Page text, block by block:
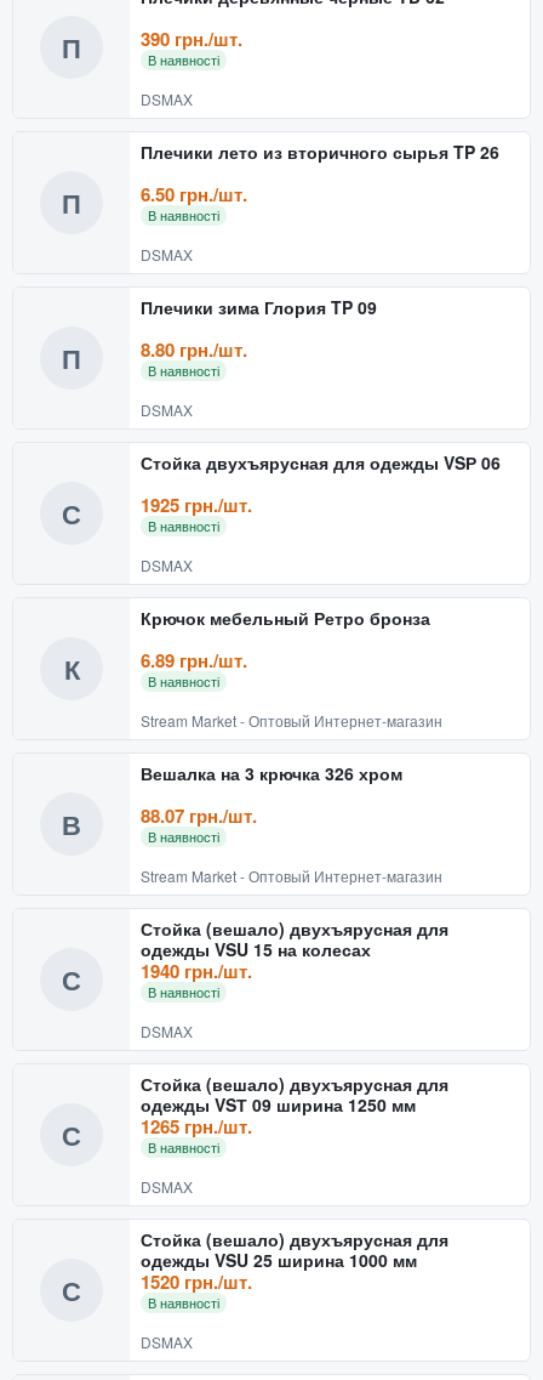
П 390 грн./шт.
В наявності
DSMAX
П
Плечики лето из вторичного сырья TP 26
6.50 грн./шт.
В наявності
DSMAX
П
Плечики зима Глория TP 09
8.80 грн./шт.
В наявності
DSMAX
С
Стойка двухъярусная для одежды VSР 06
1925 грн./шт.
В наявності
DSMAX
К
Крючок мебельный Ретро бронза
6.89 грн./шт.
В наявності
Stream Market - Оптовый Интернет-магазин
В
Вешалка на 3 крючка 326 хром
88.07 грн./шт.
В наявності
Stream Market - Оптовый Интернет-магазин
С
Стойка (вешало) двухъярусная для
одежды VSU 15 на колесах
1940 грн./шт.
В наявності
DSMAX
С
Стойка (вешало) двухъярусная для
одежды VSТ 09 ширина 1250 мм
1265 грн./шт.
В наявності
DSMAX
С
Стойка (вешало) двухъярусная для
одежды VSU 25 ширина 1000 мм
1520 грн./шт.
В наявності
DSMAX